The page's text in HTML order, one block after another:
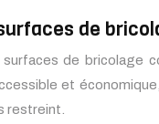
de
de bricolage
et
restreint.